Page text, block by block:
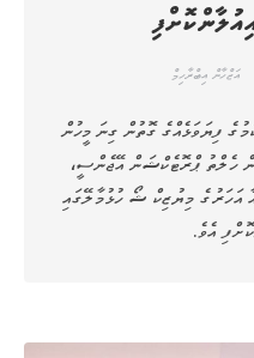
އަޒްހާން އިބްރާހިމް
ފިޔަވަޅެއްގެ ގޮތުން ގިނަ މީހުން
ހެލްތު ޕްރޮޓެކްޝަން އޭޖެންސީ،
އަހަރުގެ މިޔުޒިކް ޝޯ ހުޅުމާލޭގައި
އެވެ.